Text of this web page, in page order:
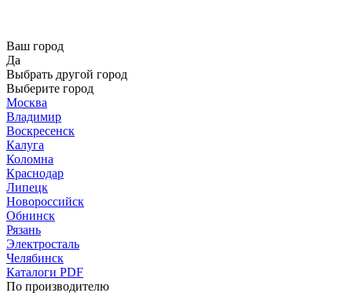
Ваш город
Да
Выбрать другой город
Выберите город
Москва
Владимир
Воскресенск
Калуга
Коломна
Краснодар
Липецк
Новороссийск
Обнинск
Рязань
Электросталь
Челябинск
Каталоги PDF
По производителю